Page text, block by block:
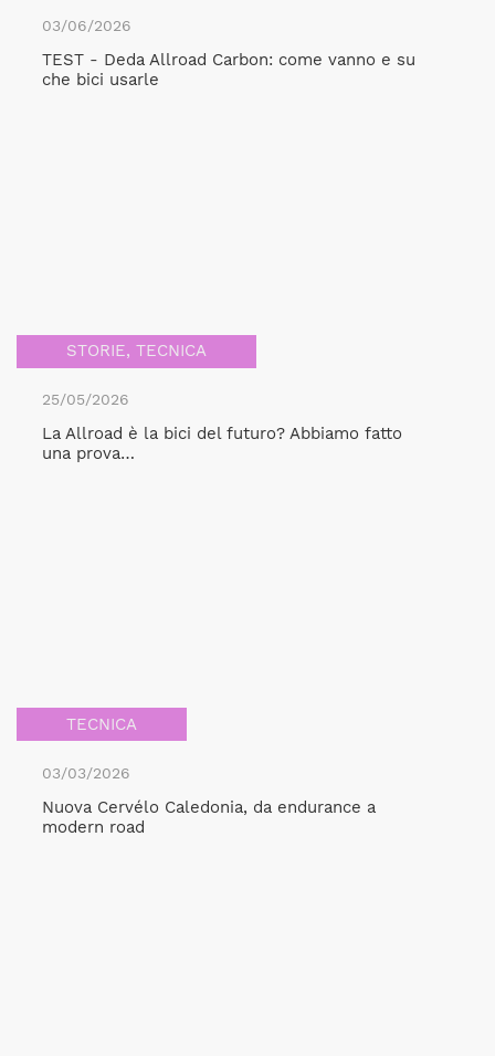
03/06/2026
TEST - Deda Allroad Carbon: come vanno e su
che bici usarle
STORIE, TECNICA
25/05/2026
La Allroad è la bici del futuro? Abbiamo fatto
una prova…
TECNICA
03/03/2026
Nuova Cervélo Caledonia, da endurance a
modern road